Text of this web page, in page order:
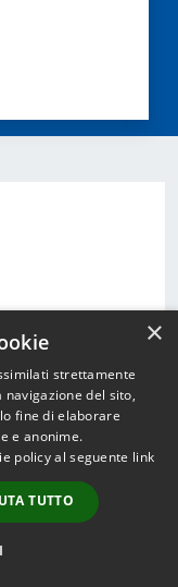
×
strettamente
del sito,
fine di elaborare
e anonime.
policy al seguente link
TUTTO